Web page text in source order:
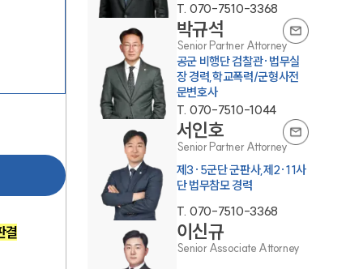
그룹소개
그룹소개
대륜의 강점
오시는 길
글로벌 파트너 로펌
고객의 소리
통합검색
결
T. 070-7510-3368
박규석
Senior Partner Attorney
공군 비행단 검찰관·법무실
장 경력,학교폭력/군형사전
문변호사
T. 070-7510-1044
서인호
Senior Partner Attorney
제3·5군단 군판사,제2·11사
단 법무참모 경력
T. 070-7510-3368
이신규
Senior Associate Attorney